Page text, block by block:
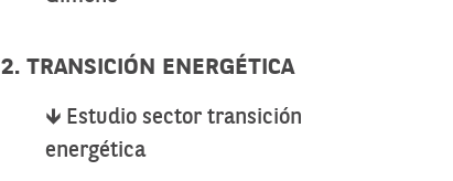
2. TRANSICIÓN ENERGÉTICA
🡻 Estudio sector transición
energética